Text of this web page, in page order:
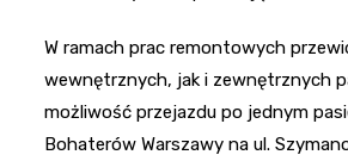
W ramach prac remontowych
wewnętrznych, jak i zewnętrznych
możliwość przejazdu po jednym
Bohaterów Warszawy na ul.